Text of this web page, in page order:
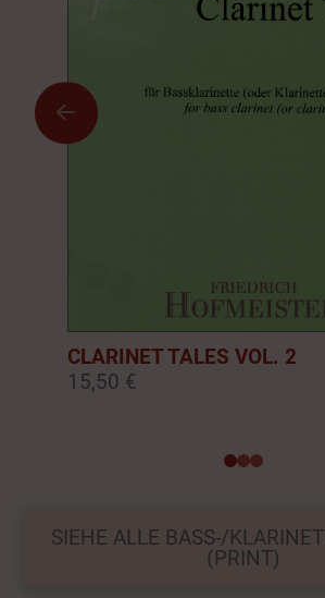
CLARINET TALES VOL. 2
15,50 €
012
SIEHE ALLE BASS-/
(PRINT)